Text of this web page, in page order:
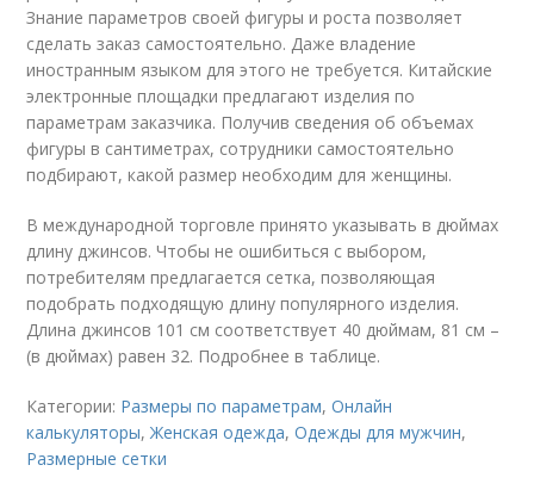
Знание параметров своей фигуры и роста позволяет
сделать заказ самостоятельно. Даже владение
иностранным языком для этого не требуется. Китайские
электронные площадки предлагают изделия по
параметрам заказчика. Получив сведения об объемах
фигуры в сантиметрах, сотрудники самостоятельно
подбирают, какой размер необходим для женщины.
В международной торговле принято указывать в дюймах
длину джинсов. Чтобы не ошибиться с выбором,
потребителям предлагается сетка, позволяющая
подобрать подходящую длину популярного изделия.
Длина джинсов 101 см соответствует 40 дюймам, 81 см –
(в дюймах) равен 32. Подробнее в таблице.
Категории: Размеры по параметрам,Онлайн
калькуляторы,Женская одежда,Одежды для мужчин,
Размерные сетки